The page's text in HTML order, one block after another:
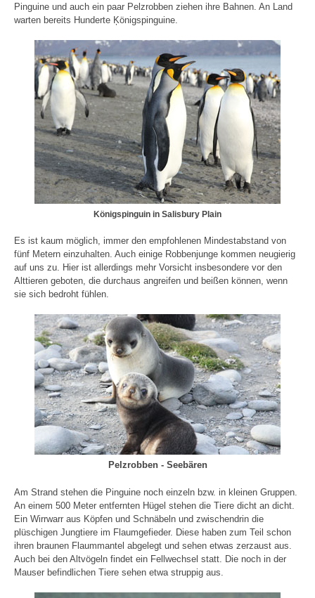
Pinguine und auch ein paar Pelzrobben ziehen ihre Bahnen. An Land
warten bereits Hunderte Ķönigspinguine.
Königspinguin in Salisbury Plain
Es ist kaum möglich, immer den empfohlenen Mindestabstand von
fünf Metern einzuhalten. Auch einige Robbenjunge kommen neugierig
auf uns zu. Hier ist allerdings mehr Vorsicht insbesondere vor den
Alttieren geboten, die durchaus angreifen und beißen können, wenn
sie sich bedroht fühlen.
Pelzrobben - Seebären
Am Strand stehen die Pinguine noch einzeln bzw. in kleinen Gruppen.
An einem 500 Meter entfernten Hügel stehen die Tiere dicht an dicht.
Ein Wirrwarr aus Köpfen und Schnäbeln und zwischendrin die
plüschigen Jungtiere im Flaumgefieder. Diese haben zum Teil schon
ihren braunen Flaummantel abgelegt und sehen etwas zerzaust aus.
Auch bei den Altvögeln findet ein Fellwechsel statt. Die noch in der
Mauser befindlichen Tiere sehen etwa struppig aus.